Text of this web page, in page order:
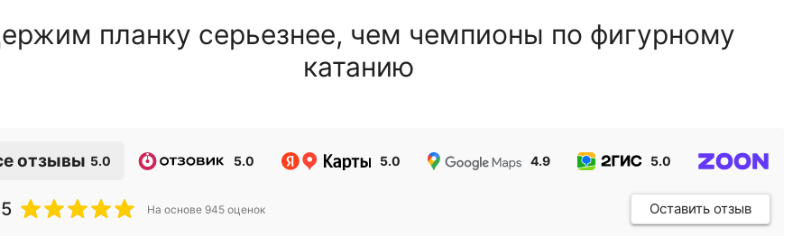
планку серьезнее, чем чемпионы по фигурному
катанию
отзывы 5.0 5.0 5.0 4.9 5.0
На основе 945 оценок Оставить отзыв